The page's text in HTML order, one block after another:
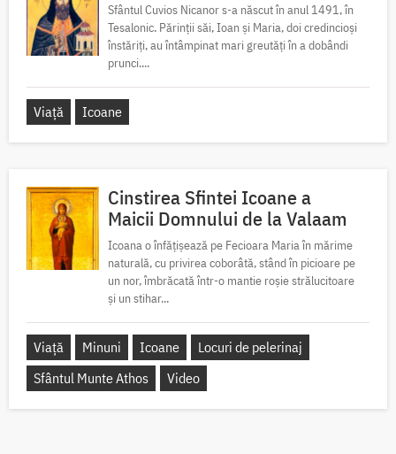
Sfântul Cuvios Nicanor s-a născut în anul 1491, în
Tesalonic. Părinții săi, Ioan și Maria, doi credincioși
înstăriți, au întâmpinat mari greutăți în a dobândi
prunci....
Viață Icoane
Cinstirea Sfintei Icoane a
Maicii Domnului de la Valaam
Icoana o înfățișează pe Fecioara Maria în mărime
naturală, cu privirea coborâtă, stând în picioare pe
un nor, îmbrăcată într-o mantie roșie strălucitoare
și un stihar...
Viață Minuni Icoane
Locuri de pelerinaj
Sfântul Munte Athos
Video